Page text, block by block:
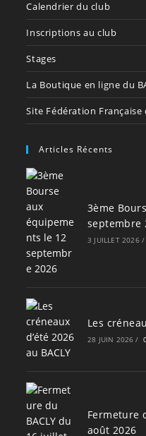
Calendrier du club
Inscriptions au club
Stages
La Boutique en ligne du
Site Fédération
Articles Récents
3ème
septembre
3 JUILLET 2026 /
Les
28 JUIN 2026 /
Fermeture
août 2026